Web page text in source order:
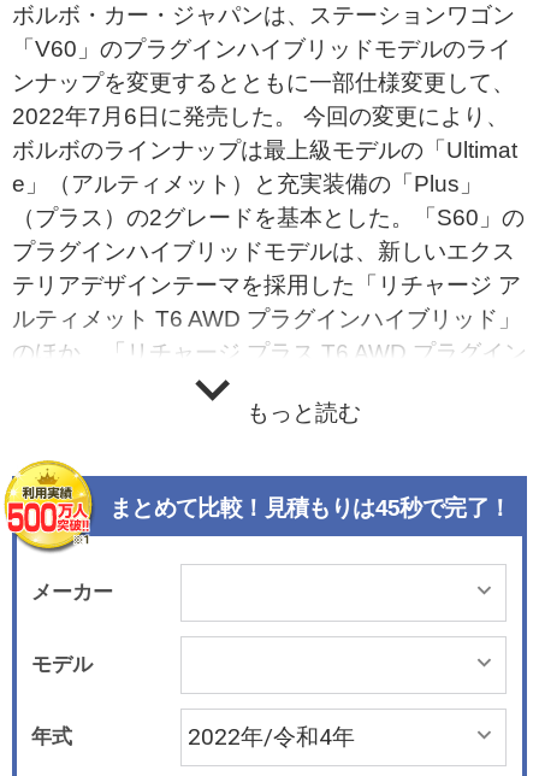
ボルボ・カー・ジャパンは、ステーションワゴン
「V60」のプラグインハイブリッドモデルのライ
ンナップを変更するとともに一部仕様変更して、
2022年7月6日に発売した。 今回の変更により、
ボルボのラインナップは最上級モデルの「Ultimat
e」（アルティメット）と充実装備の「Plus」
（プラス）の2グレードを基本とした。「S60」の
プラグインハイブリッドモデルは、新しいエクス
テリアデザインテーマを採用した「リチャージ ア
ルティメット T6 AWD プラグインハイブリッド」
のほか、「リチャージ プラス T6 AWD プラグイン
ハイブリッド」を設定した。 一部仕様変更では、
新デザインのリアバンパーとアルミホイールを装
ック、シルバードーンメタリック、ブライトダス
クメタリックを新たに設定した。 また2021年秋
にXC60から導入されたGoogle搭載の新インフォ
テイメントシステムを、ボルボ全車に標準装備。
ドライバーディスプレイ（メーターパネル）と連
携するGoogleマップによるナビゲーションや、G
oogleアシスタントによる音声操作、さらに各種ア
プリケーションが利用できる「Google アプリ/サ
ービス」と、緊急通報サービスならびに故障通報
もっと読む
まとめて比較！見積もりは45秒で完了！
メーカー
モデル
年式